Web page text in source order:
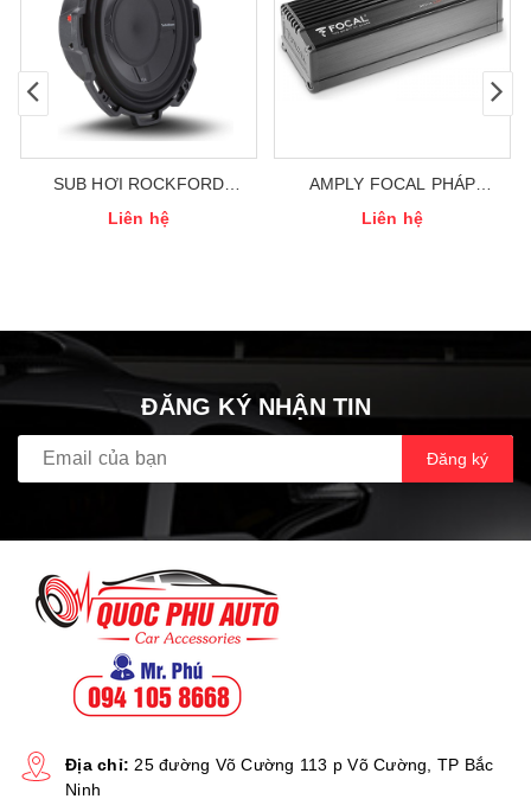
SUB HƠI ROCKFORD
FOSGATE P3SD4 10”
Liên hệ
AMPLY FOCAL PHÁP
IMPULSE 4.320
Liên hệ
ĐĂNG KÝ NHẬN TIN
Đăng ký
Địa chỉ: 25 đường Võ Cường 113 p Võ Cường, TP Bắc
Ninh